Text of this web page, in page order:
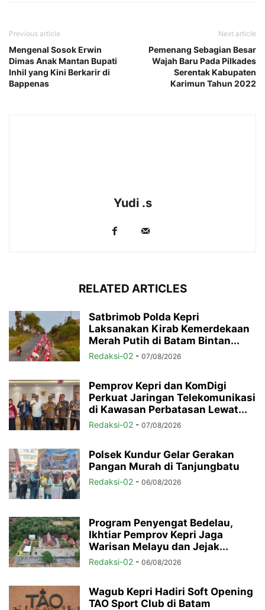
Previous article
Mengenal Sosok Erwin
Dimas Anak Mantan Bupati
Inhil yang Kini Berkarir di
Bappenas
Next article
Pemenang Sebagian Besar
Wajah Baru Pada Pilkades
Serentak Kabupaten
Karimun Tahun 2022
Yudi .s
RELATED ARTICLES
Satbrimob Polda Kepri
Laksanakan Kirab Kemerdekaan
Merah Putih di Batam Bintan...
Redaksi-02 - 07/08/2026
Pemprov Kepri dan KomDigi
Perkuat Jaringan Telekomunikasi
di Kawasan Perbatasan Lewat...
Redaksi-02 - 07/08/2026
Polsek Kundur Gelar Gerakan
Pangan Murah di Tanjungbatu
Redaksi-02 - 06/08/2026
Program Penyengat Bedelau,
Ikhtiar Pemprov Kepri Jaga
Warisan Melayu dan Jejak...
Redaksi-02 - 06/08/2026
Wagub Kepri Hadiri Soft Opening
TAO Sport Club di Batam